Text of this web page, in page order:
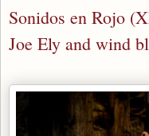
Sonidos en Rojo
Joe Ely and wind